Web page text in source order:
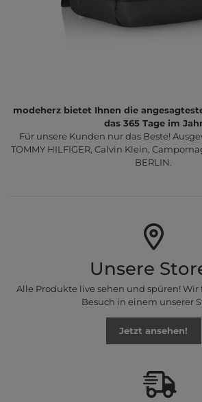
modeherz bietet Ihnen die
das 365 Tage im
Für unsere Kunden nur das Beste!
TOMMY HILFIGER, Calvin Klein,
BERLIN.
Unsere
Alle Produkte live sehen und spüren! Wir
Besuch in einem unserer
Jetzt ansehen!